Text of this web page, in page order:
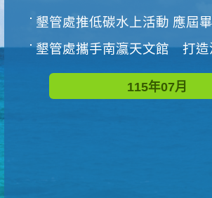
墾管處推低碳水上活動 應屆畢業
墾管處攜手南瀛天文館 打造沉浸
115年07月